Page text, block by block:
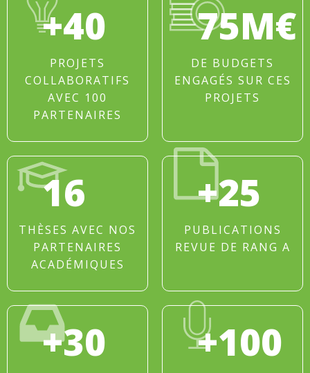
+40
PROJETS
COLLABORATIFS
AVEC 100
PARTENAIRES
75M€
DE BUDGETS
ENGAGÉS SUR CES
PROJETS
16
THÈSES AVEC NOS
PARTENAIRES
ACADÉMIQUES
+25
PUBLICATIONS
REVUE DE RANG A
+30 +100